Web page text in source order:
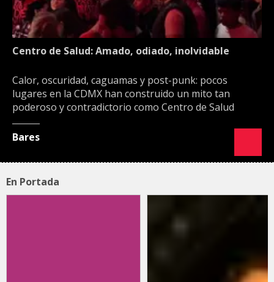
Centro de Salud: Amado, odiado, inolvidable
Calor, oscuridad, caguamas y post-punk: pocos
lugares en la CDMX han construido un mito tan
poderoso y contradictorio como Centro de Salud
Bares
En Portada